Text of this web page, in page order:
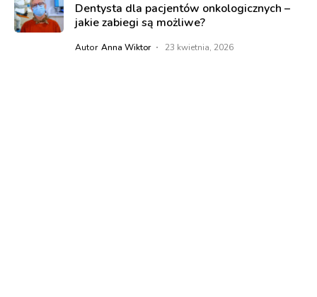
Dentysta dla pacjentów onkologicznych –
jakie zabiegi są możliwe?
Autor Anna Wiktor 23 kwietnia, 2026